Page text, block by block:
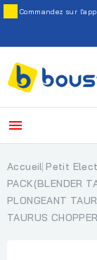
Commandez sur

Accueil Petit
PACK(BLENDER
PLONGEANT
TAURUS